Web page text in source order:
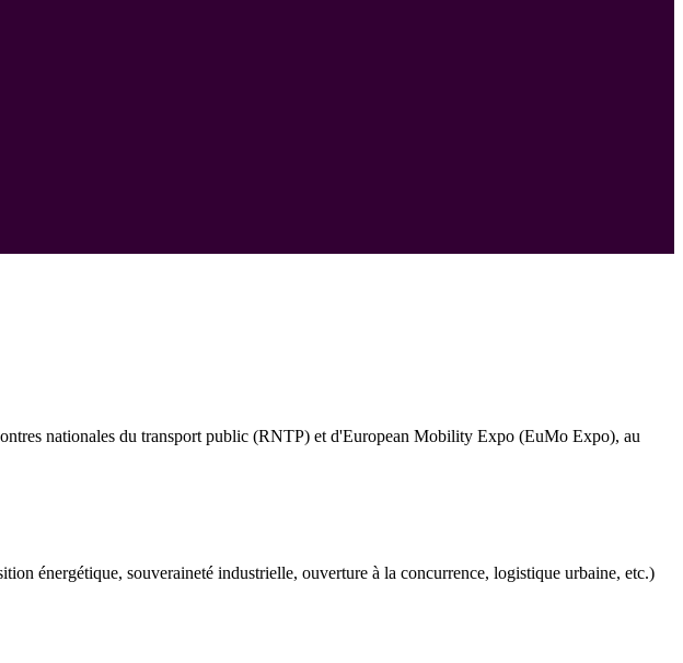
nationales du transport public (RNTP) et d'European Mobility Expo (EuMo Expo), au
énergétique, souveraineté industrielle, ouverture à la concurrence, logistique urbaine, etc.)